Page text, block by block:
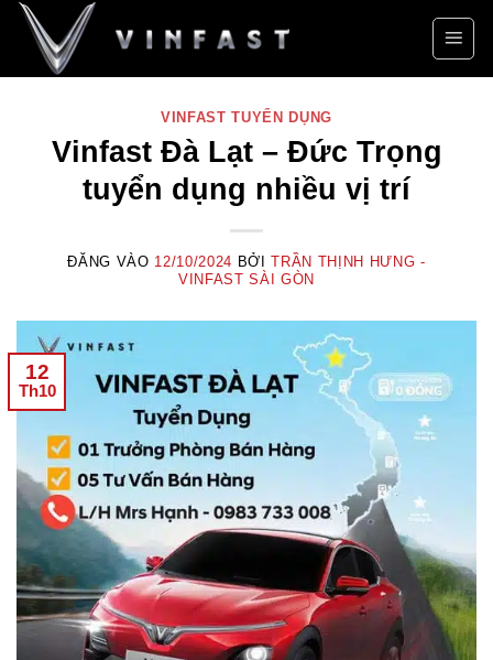
Bỏ
nội
VINFAST TUYỂN DỤNG
Vinfast Đà Lạt – Đức Trọng
tuyển dụng nhiều vị trí
ĐĂNG VÀO 12/10/2024 BỞITRẦN THỊNH HƯNG -
VINFAST SÀI GÒN
12
Th10